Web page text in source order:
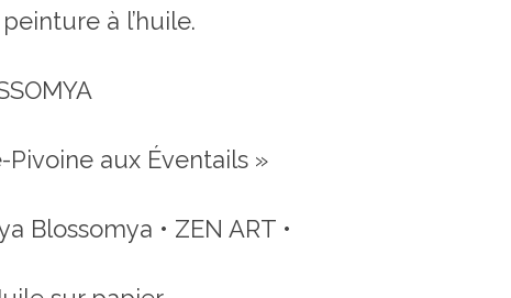
à l’huile.
Pivoine aux Éventails »
Blossomya • ZEN ART •